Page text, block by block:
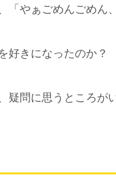
「やぁごめんごめん
好きになったのか？
疑問に思うところが